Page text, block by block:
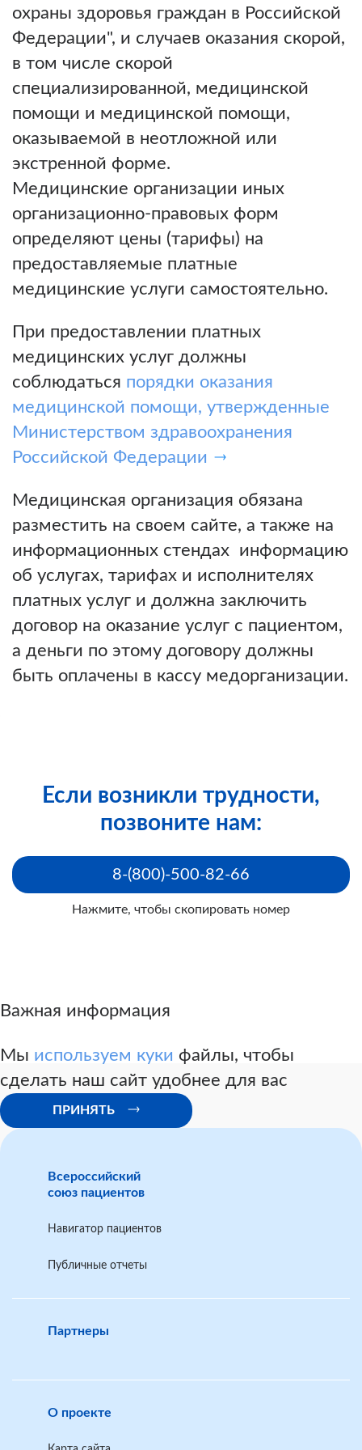
охраны здоровья граждан в Российской
Федерации", и случаев оказания скорой,
в том числе скорой
специализированной, медицинской
помощи и медицинской помощи,
оказываемой в неотложной или
экстренной форме.
Медицинские организации иных
организационно-правовых форм
определяют цены (тарифы) на
предоставляемые платные
медицинские услуги самостоятельно.
При предоставлении платных
медицинских услуг должны
соблюдаться порядки оказания
медицинской помощи, утвержденные
Министерством здравоохранения
Российской Федерации
Медицинская организация обязана
разместить на своем сайте, а также на
информационных стендах информацию
об услугах, тарифах и исполнителях
платных услуг и должна заключить
договор на оказание услуг с пациентом,
а деньги по этому договору должны
быть оплачены в кассу медорганизации.
Если возникли трудности,
позвоните нам:
8-(800)-500-82-66
Нажмите, чтобы скопировать номер
Важная информация
Мы используем куки файлы, чтобы
сделать наш сайт удобнее для вас
ПРИНЯТЬ
Всероссийский
союз пациентов
Навигатор пациентов
Публичные отчеты
Партнеры
О проекте